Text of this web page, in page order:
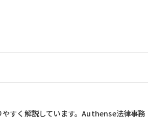
すく解説しています。Authense法律事務